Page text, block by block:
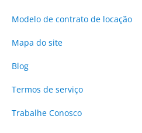
Modelo de contrato de locação
Mapa do site
Blog
Termos de serviço
Trabalhe Conosco